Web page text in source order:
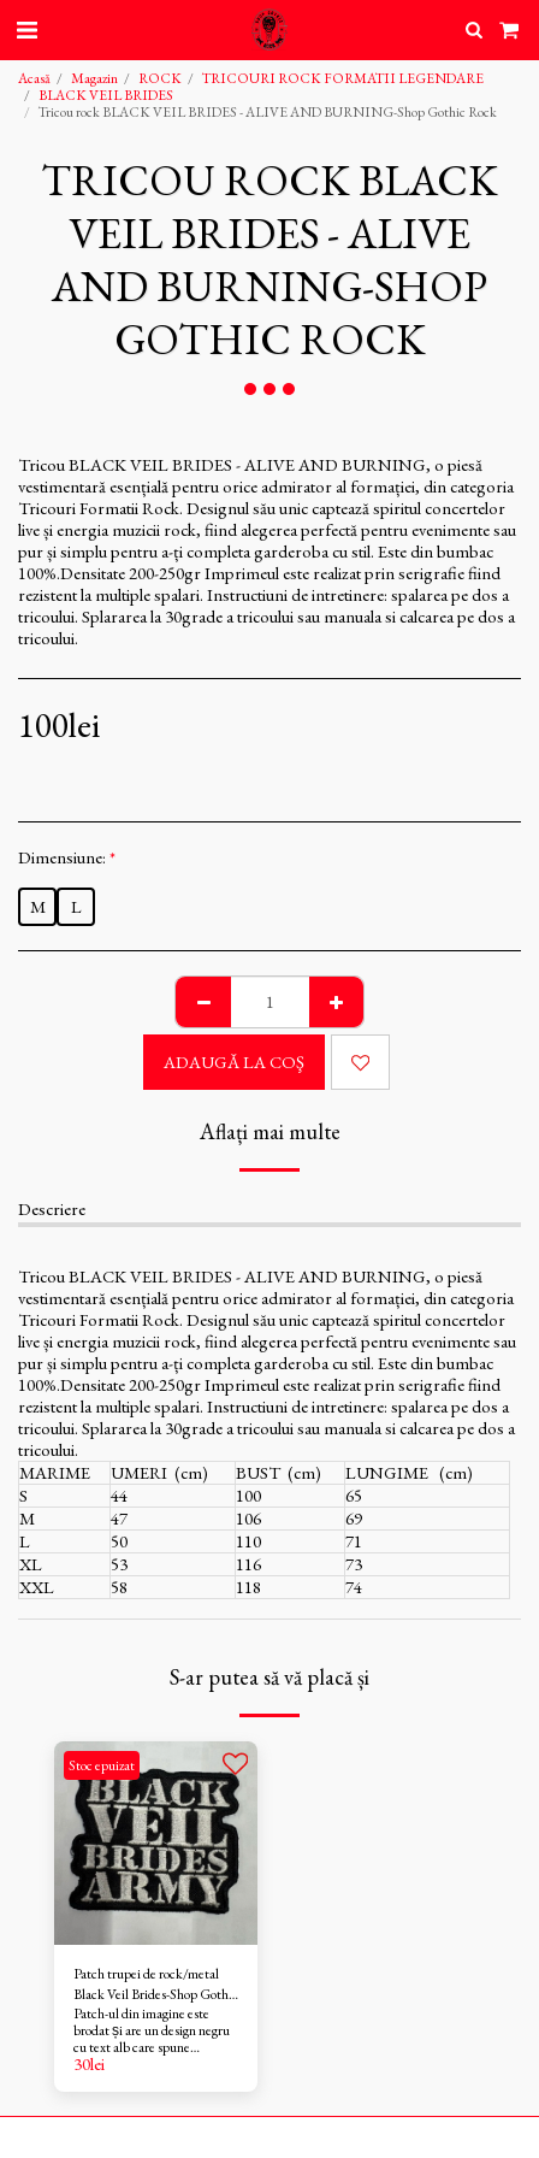
Acasă Magazin ROCK
TRICOURI ROCK FORMATII LEGENDARE
BLACK VEIL BRIDES
Tricou rock BLACK VEIL BRIDES - ALIVE AND BURNING-Shop Gothic Rock
TRICOU ROCK BLACK
VEIL BRIDES - ALIVE
AND BURNING-SHOP
GOTHIC ROCK
Tricou BLACK VEIL BRIDES - ALIVE AND BURNING, o piesă
vestimentară esențială pentru orice admirator al formației, din categoria
Tricouri Formatii Rock. Designul său unic captează spiritul concertelor
live și energia muzicii rock, fiind alegerea perfectă pentru evenimente sau
pur și simplu pentru a-ți completa garderoba cu stil. Este din bumbac
100%.Densitate 200-250gr Imprimeul este realizat prin serigrafie fiind
rezistent la multiple spalari. Instructiuni de intretinere: spalarea pe dos a
tricoului. Splararea la 30grade a tricoului sau manuala si calcarea pe dos a
tricoului.
100lei
Dimensiune: *
M L
ADAUGĂ LA COŞ
Aflați mai multe
Descriere
Tricou BLACK VEIL BRIDES - ALIVE AND BURNING, o piesă
vestimentară esențială pentru orice admirator al formației, din categoria
Tricouri Formatii Rock. Designul său unic captează spiritul concertelor
live și energia muzicii rock, fiind alegerea perfectă pentru evenimente sau
pur și simplu pentru a-ți completa garderoba cu stil. Este din bumbac
100%.Densitate 200-250gr Imprimeul este realizat prin serigrafie fiind
rezistent la multiple spalari. Instructiuni de intretinere: spalarea pe dos a
tricoului. Splararea la 30grade a tricoului sau manuala si calcarea pe dos a
tricoului.
MARIME
UMERI (cm) BUST (cm)
LUNGIME (cm)
S
44 100
65
M
47 106
69
L
50 110
71
XL
53 116
73
XXL
58 118 74
S-ar putea să vă placă și
Stoc epuizat
Patch trupei de rock/metal
Black Veil Brides-Shop Gothic
Rock
Patch-ul din imagine este
brodat și are un design negru
cu text alb care spune
“BLACK VEIL BRIDES
ului sunt neregulate,
urmărind conturul textului.
30lei